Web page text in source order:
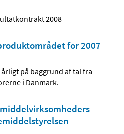
2008
for 2007
på baggrund af tal fra
i Danmark.